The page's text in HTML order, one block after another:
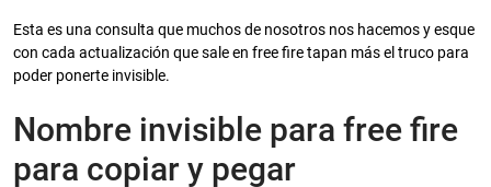
Esta es una consulta que muchos de nosotros nos hacemos y esque
con cada actualización que sale en free fire tapan más el truco para
poder ponerte invisible.
Nombre invisible para free fire
para copiar y pegar